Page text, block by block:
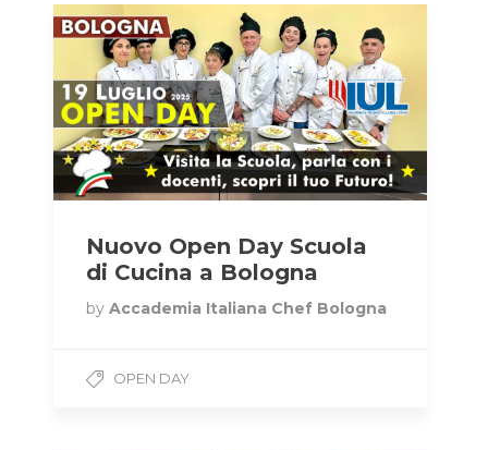
Nuovo Open Day Scuola
di Cucina a Bologna
by Accademia Italiana Chef Bologna
OPEN DAY